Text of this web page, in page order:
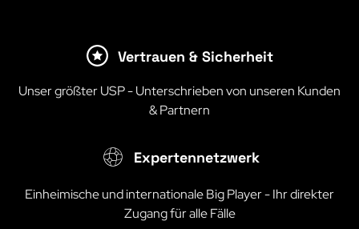
Expertennetzwerk
Einheimische und internationale Big Player - Ihr direkter
Zugang für alle Fälle
Vertrauen & Sicherheit
Unser größter USP - Unterschrieben von unseren Kunden
& Partnern